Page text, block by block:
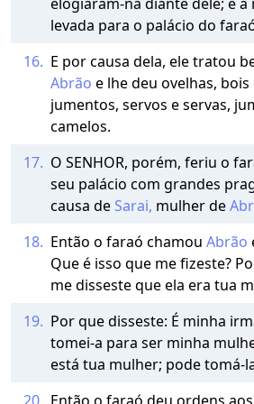
levada para o palácio do
16. E por causa dela, ele tratou
Abrão e lhe deu ovelhas, bois
jumentos, servos e servas,
camelos.
17. O SENHOR, porém, feriu o
seu palácio com grandes
causa de Sarai, mulher de
18. Então o faraó chamou Abrão
Que é isso que me fizeste?
me disseste que ela era tua
19. Por que disseste: É minha
tomei-a para ser minha
está tua mulher; pode tomá-